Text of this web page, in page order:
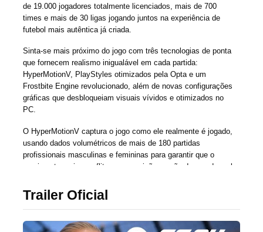
de 19.000 jogadores totalmente licenciados, mais de 700
times e mais de 30 ligas jogando juntos na experiência de
futebol mais autêntica já criada.
Sinta-se mais próximo do jogo com três tecnologias de ponta
que fornecem realismo inigualável em cada partida:
HyperMotionV, PlayStyles otimizados pela Opta e um
Frostbite Engine revolucionado, além de novas configurações
gráficas que desbloqueiam visuais vívidos e otimizados no
PC.
O HyperMotionV captura o jogo como ele realmente é jogado,
usando dados volumétricos de mais de 180 partidas
profissionais masculinas e femininas para garantir que o
movimento no jogo reflita com precisão a ação do mundo real
Os PlayStyles dimensionam os atletas, interpretando os
dados da Opta e outras fontes em habilidades de assinatura
que aumentam o realismo e a individualidade de cada
Trailer Oficial